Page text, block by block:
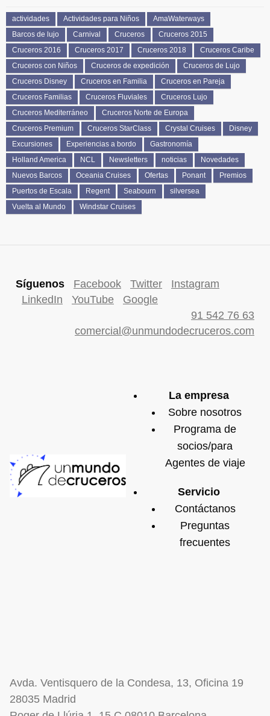
actividades Actividades para Niños
AmaWaterways
Barcos de lujo
Carnival Cruceros
Cruceros 2015
Cruceros 2016
Cruceros 2017 Cruceros 2018
Cruceros Caribe
Cruceros con Niños
Cruceros de expedición
Cruceros de Lujo
Cruceros Disney
Cruceros en Familia
Cruceros en Pareja
Cruceros Familias
Cruceros Fluviales
Cruceros Lujo
Cruceros Mediterráneo
Cruceros Norte de Europa
Cruceros Premium
Cruceros StarClass Crystal Cruises
Disney
Excursiones
Experiencias a bordo
Gastronomía
Holland America
NCL Newsletters noticias
Novedades
Nuevos Barcos
Oceania Cruises Ofertas Ponant
Premios
Puertos de Escala
Regent Seabourn
silversea
Vuelta al Mundo
Windstar Cruises
Síguenos Facebook Twitter
Instagram
LinkedIn
YouTube
Google
91 542 76 63
comercial@unmundodecruceros.com
La empresa
Sobre nosotros
Programa de
socios/para
Agentes de viaje
Servicio
Contáctanos
Preguntas
frecuentes
Avda. Ventisquero de la Condesa, 13, Oficina 19
28035 Madrid